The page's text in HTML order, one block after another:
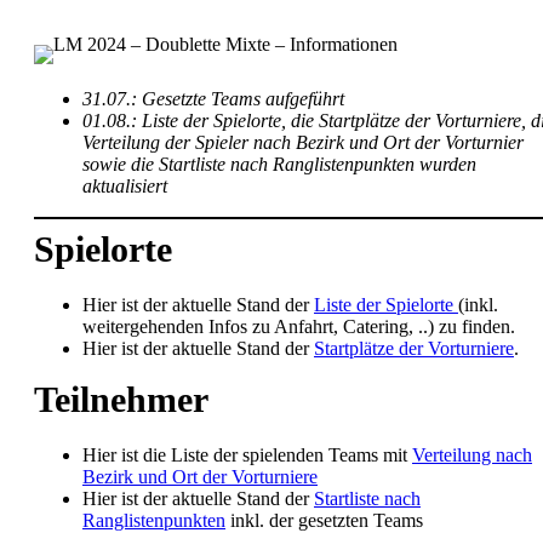
31.07.: Gesetzte Teams aufgeführt
01.08.: Liste der Spielorte, die Startplätze der Vorturniere,
Verteilung der Spieler nach Bezirk und Ort der Vorturnier
sowie die Startliste nach Ranglistenpunkten wurden
aktualisiert
Spielorte
Hier ist der aktuelle Stand derListe der Spielorte (inkl.
weitergehenden Infos zu Anfahrt, Catering, ..) zu finden.
Hier ist der aktuelle Stand der Startplätze der Vorturniere.
Teilnehmer
Hier ist die Liste der spielenden Teams mit Verteilung nach
Bezirk und Ort der Vorturniere
Hier ist der aktuelle Stand der Startliste nach
Ranglistenpunkten inkl. der gesetzten Teams